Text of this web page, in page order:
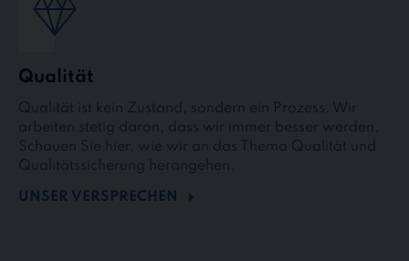
Qualität
Qualität ist kein Zustand, sondern ein Prozess. Wir
arbeiten stetig daran, dass wir immer besser werden.
Schauen Sie hier, wie wir an das Thema Qualität und
Qualitätssicherung herangehen.
UNSER VERSPRECHEN